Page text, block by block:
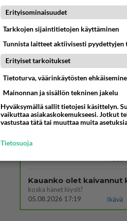
Onko kaivattusi
Kummallinen jossakin suhteessa?
Mies, olenko ymmärtänyt
Ystävyys/salainen suhde/
05.08.2026 11:40
Ikävä
05.08.2026 03:21
Kitee
Kauanko olet kaivannut
koska hänet löysit?
05.08.2026 17:19
Ikävä
Erityisominaisuudet
Tarkkojen sijaintitietojen käyttäminen
Tunnista laitteet aktiivisesti pyydettyjen
Erityiset tarkoitukset
Tietoturva, väärinkäytösten
Mainonnan ja sisällön tekninen jakelu
Hyväksymällä sallit tietojesi käsittelyn.
vaikuttaa asiakaskokemukseesi. Jotkut
vastustaa tätä tai muuttaa muita
Tietosuoja